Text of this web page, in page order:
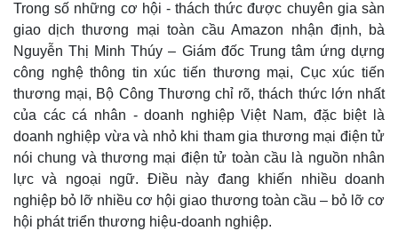
Trong số những cơ hội - thách thức được chuyên gia sàn
giao dịch thương mại toàn cầu Amazon nhận định, bà
Nguyễn Thị Minh Thúy – Giám đốc Trung tâm ứng dựng
công nghệ thông tin xúc tiến thương mại, Cục xúc tiến
thương mại, Bộ Công Thương chỉ rõ, thách thức lớn nhất
của các cá nhân - doanh nghiệp Việt Nam, đặc biệt là
doanh nghiệp vừa và nhỏ khi tham gia thương mại điện tử
nói chung và thương mại điện tử toàn cầu là nguồn nhân
lực và ngoại ngữ. Điều này đang khiến nhiều doanh
nghiệp bỏ lỡ nhiều cơ hội giao thương toàn cầu – bỏ lỡ cơ
hội phát triển thương hiệu-doanh nghiệp.